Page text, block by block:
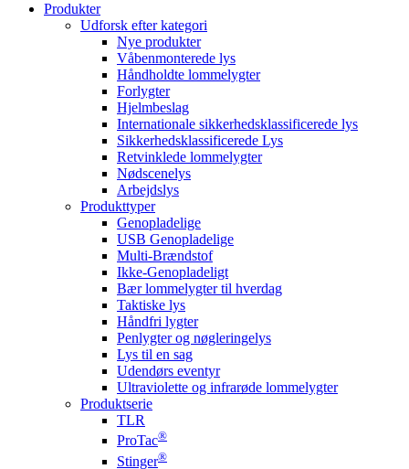
Produkter
Udforsk efter kategori
Nye produkter
Våbenmonterede lys
Håndholdte lommelygter
Forlygter
Hjelmbeslag
Internationale sikkerhedsklassificerede lys
Sikkerhedsklassificerede Lys
Retvinklede lommelygter
Nødscenelys
Arbejdslys
Produkttyper
Genopladelige
USB Genopladelige
Multi-Brændstof
Ikke-Genopladeligt
Bær lommelygter til hverdag
Taktiske lys
Håndfri lygter
Penlygter og nøgleringelys
Lys til en sag
Udendørs eventyr
Ultraviolette og infrarøde lommelygter
Produktserie
TLR
ProTac®
Stinger®